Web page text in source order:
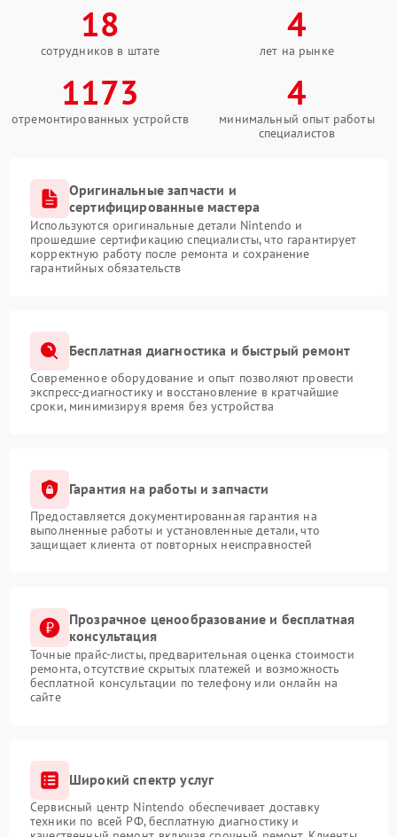
18
сотрудников в штате
4
лет на рынке
1173
отремонтированных устройств
4
минимальный опыт работы
специалистов
Оригинальные запчасти и
сертифицированные мастера
Используются оригинальные детали Nintendo и
прошедшие сертификацию специалисты, что гарантирует
корректную работу после ремонта и сохранение
гарантийных обязательств
Бесплатная диагностика и быстрый ремонт
Современное оборудование и опыт позволяют провести
экспресс-диагностику и восстановление в кратчайшие
сроки, минимизируя время без устройства
Гарантия на работы и запчасти
Предоставляется документированная гарантия на
выполненные работы и установленные детали, что
защищает клиента от повторных неисправностей
Прозрачное ценообразование и бесплатная
консультация
Точные прайс-листы, предварительная оценка стоимости
ремонта, отсутствие скрытых платежей и возможность
бесплатной консультации по телефону или онлайн на
сайте
Широкий спектр услуг
Сервисный центр Nintendo обеспечивает доставку
техники по всей РФ, бесплатную диагностику и